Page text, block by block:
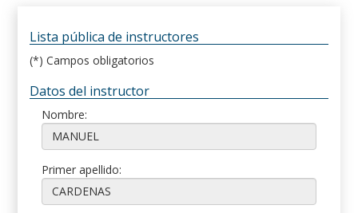
Lista pública de instructores
(*) Campos obligatorios
Datos del instructor
Nombre:
Primer apellido: